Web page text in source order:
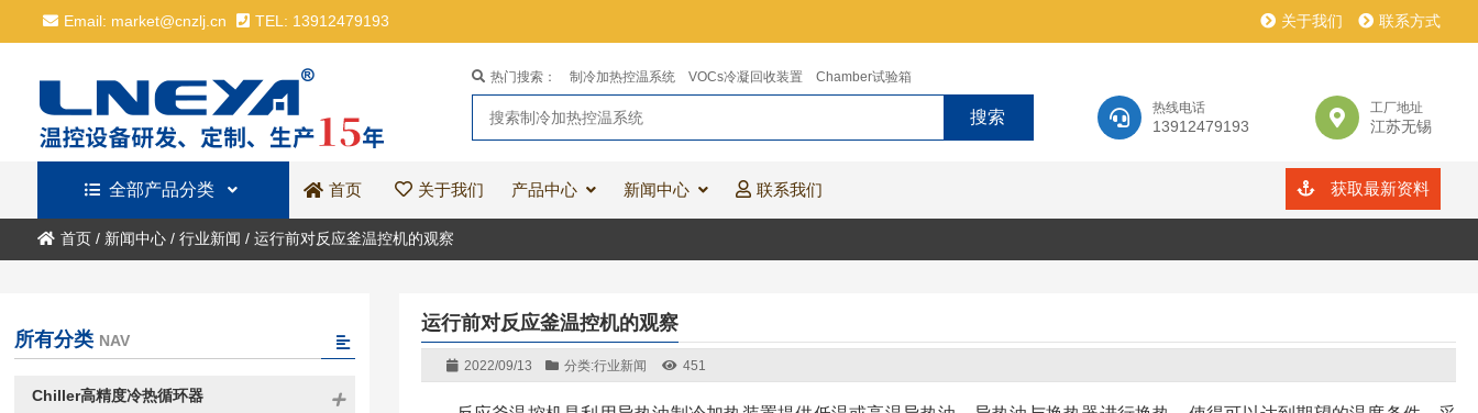
Email: market@cnzlj.cn TEL: 13912479193 关于我们 联系方式
热线电话
13912479193
工厂地址
江苏无锡
热门搜索： 制冷加热控温系统 VOCs冷凝回收装置 Chamber试验箱
全部产品分类 首页 关于我们 产品中心 新闻中心 联系我们 获取最新资料
首页/ 新闻中心/ 行业新闻 / 运行前对反应釜温控机的观察
运行前对反应釜温控机的观察
2022/09/13 分类:行业新闻 451
所有分类 NAV
Chiller高精度冷热循环器